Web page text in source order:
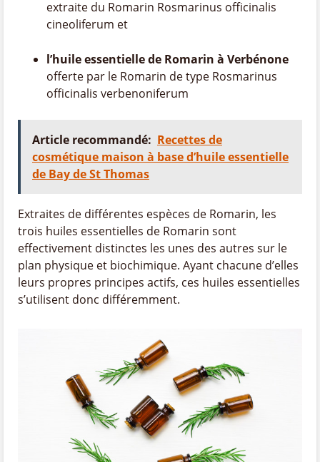
extraite du Romarin Rosmarinus officinalis
cineoliferum et
l’huile essentielle de Romarin à Verbénone
offerte par le Romarin de type Rosmarinus
officinalis verbenoniferum
Article recommandé: Recettes de
cosmétique maison à base d’huile essentielle
de Bay de St Thomas
Extraites de différentes espèces de Romarin, les
trois huiles essentielles de Romarin sont
effectivement distinctes les unes des autres sur le
plan physique et biochimique. Ayant chacune d’elles
leurs propres principes actifs, ces huiles essentielles
s’utilisent donc différemment.